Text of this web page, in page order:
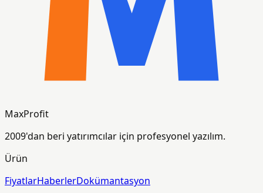
MaxProfit
2009'dan beri yatırımcılar için profesyonel yazılım.
Ürün
FiyatlarHaberlerDokümantasyon